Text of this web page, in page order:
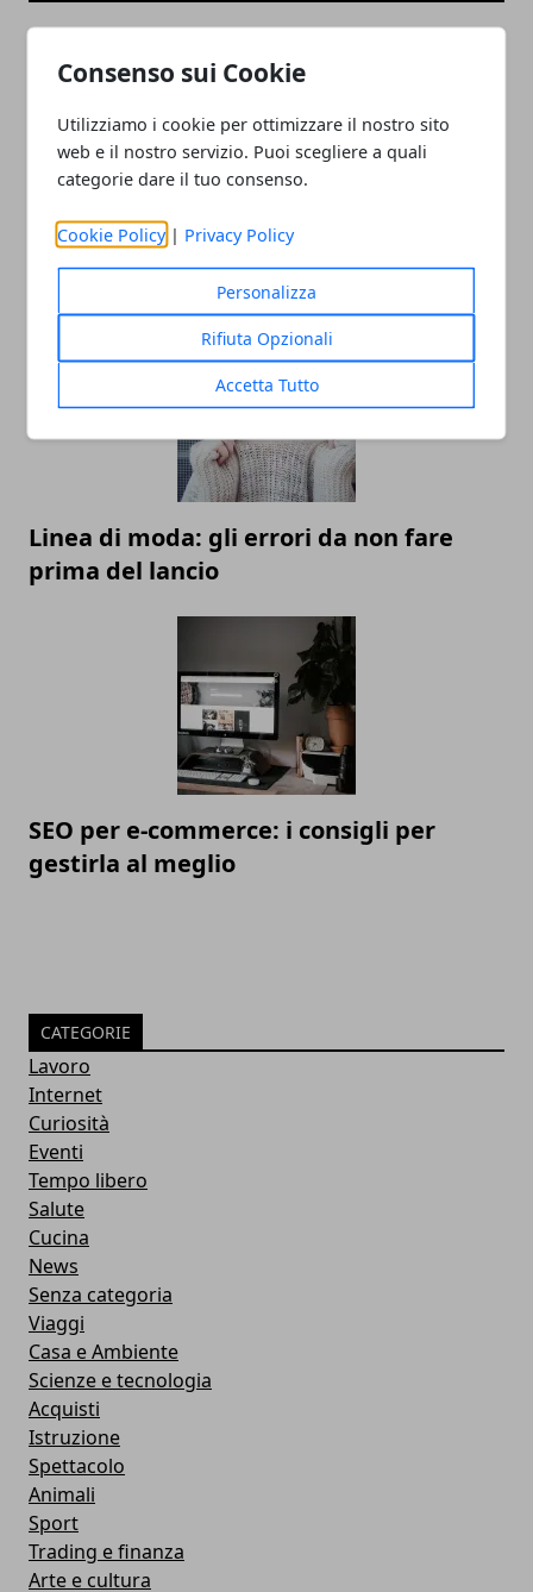
Consenso sui Cookie
Utilizziamo i cookie per ottimizzare il nostro sito
web e il nostro servizio. Puoi scegliere a quali
categorie dare il tuo consenso.
Cookie Policy | Privacy Policy
Personalizza
Rifiuta Opzionali
Accetta Tutto
Economia della condivisione: ripensare
il concetto di proprietà dei veicoli
Linea di moda: gli errori da non fare
prima del lancio
SEO per e-commerce: i consigli per
gestirla al meglio
CATEGORIE
Lavoro
Internet
Curiosità
Eventi
Tempo libero
Salute
Cucina
News
Senza categoria
Viaggi
Casa e Ambiente
Scienze e tecnologia
Acquisti
Istruzione
Spettacolo
Animali
Sport
Trading e finanza
Arte e cultura